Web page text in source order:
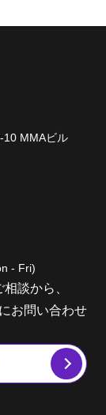
10 MMAビル
- Fri)
談から、
お問い合わせ